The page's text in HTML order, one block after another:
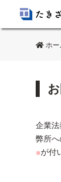
ホー
企業
弊所
※が付